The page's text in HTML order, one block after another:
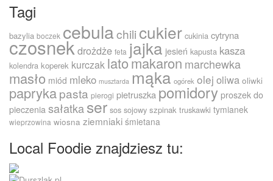
Tagi
bazylia boczek cebulachili cukier cukinia cytryna
czosnekdrożdże feta jajka jesień kapusta kasza
kolendra koperek kurczak latomakaron marchewka
masło miód mleko musztarda mąka ogórek olej oliwa oliwki
paprykapasta pierogi pietruszka pomidory proszek do
pieczenia sałatkaser sos sojowy szpinak truskawki tymianek
wieprzowina wiosna ziemniaki śmietana
Local Foodie znajdziesz tu: